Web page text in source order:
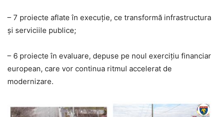
– 7 proiecte aflate în execuție, ce transformă infrastructura
și serviciile publice;
– 6 proiecte în evaluare, depuse pe noul exercițiu financiar
european, care vor continua ritmul accelerat de
modernizare.